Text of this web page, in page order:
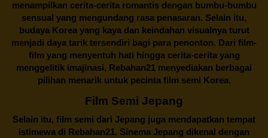
menampilkan cerita-cerita romantis dengan bumbu-bumbu
sensual yang mengundang rasa penasaran. Selain itu,
budaya Korea yang kaya dan keindahan visualnya turut
menjadi daya tarik tersendiri bagi para penonton. Dari film-
film yang menyentuh hati hingga cerita-cerita yang
menggelitik imajinasi, Rebahan21 menyediakan berbagai
pilihan menarik untuk pecinta film semi Korea.
Film Semi Jepang
Selain itu, film semi dari Jepang juga mendapatkan tempat
istimewa di Rebahan21. Sinema Jepang dikenal dengan